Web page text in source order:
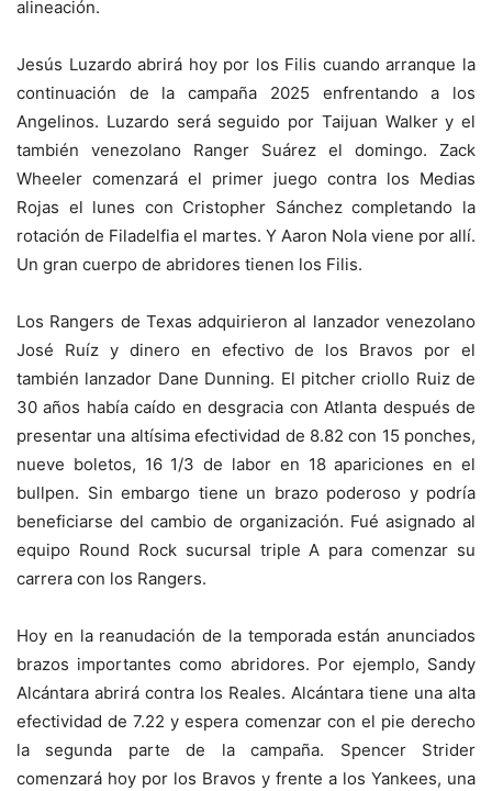
alineación.
Jesús Luzardo abrirá hoy por los Filis cuando arranque la
continuación de la campaña 2025 enfrentando a los
Angelinos. Luzardo será seguido por Taijuan Walker y el
también venezolano Ranger Suárez el domingo. Zack
Wheeler comenzará el primer juego contra los Medias
Rojas el lunes con Cristopher Sánchez completando la
rotación de Filadelfia el martes. Y Aaron Nola viene por allí.
Un gran cuerpo de abridores tienen los Filis.
Los Rangers de Texas adquirieron al lanzador venezolano
José Ruíz y dinero en efectivo de los Bravos por el
también lanzador Dane Dunning. El pitcher criollo Ruiz de
30 años había caído en desgracia con Atlanta después de
presentar una altísima efectividad de 8.82 con 15 ponches,
nueve boletos, 16 1/3 de labor en 18 apariciones en el
bullpen. Sin embargo tiene un brazo poderoso y podría
beneficiarse del cambio de organización. Fué asignado al
equipo Round Rock sucursal triple A para comenzar su
carrera con los Rangers.
Hoy en la reanudación de la temporada están anunciados
brazos importantes como abridores. Por ejemplo, Sandy
Alcántara abrirá contra los Reales. Alcántara tiene una alta
efectividad de 7.22 y espera comenzar con el pie derecho
la segunda parte de la campaña. Spencer Strider
comenzará hoy por los Bravos y frente a los Yankees, una